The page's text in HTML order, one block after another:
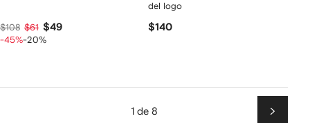
$108 $61 $49
-45%-20%
del logo
$140
1 de 8